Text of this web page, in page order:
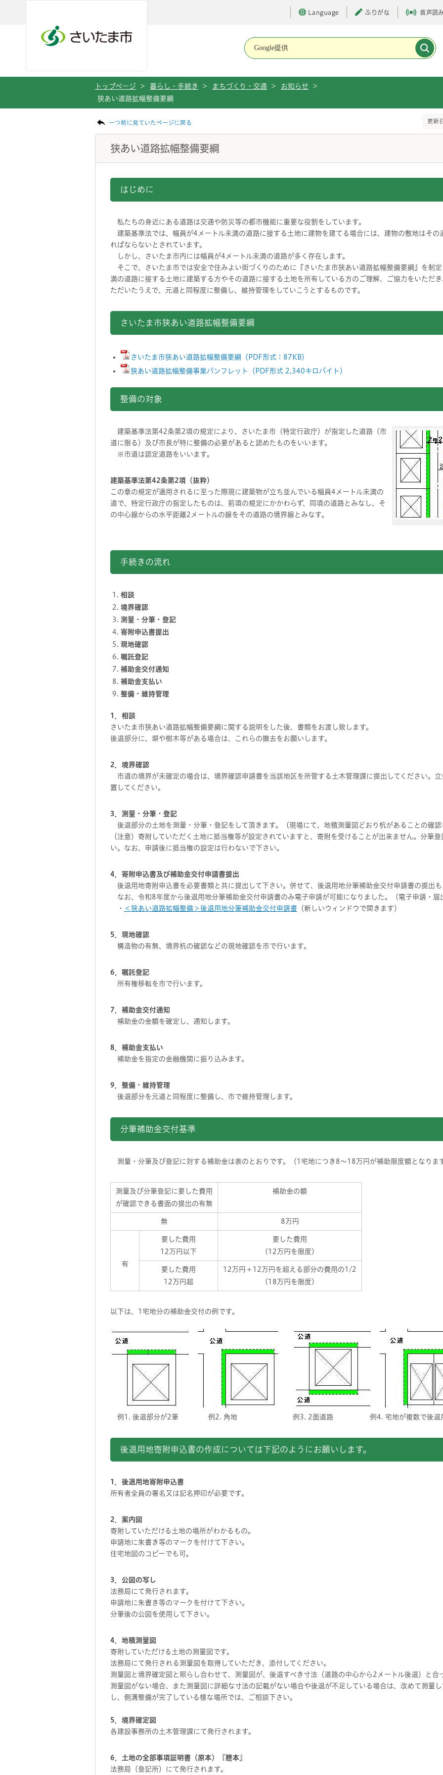
Language ふりがな 音声読
トップページ > 暮らし・手続き > まちづくり・交通 > お知らせ
>
狭あい道路拡幅整備要綱
一つ前に見ていたページに戻る 更新
狭あい道路拡幅整備要綱
はじめに
私たちの身近にある道路は交通や防災等の都市機能に重要な役割をしています。
建築基準法では、幅員が4メートル未満の道路に接する土地に建物を建てる場合には、建物の敷地はその
ればならないとされています。
しかし、さいたま市内には幅員が4メートル未満の道路が多く存在します。
そこで、さいたま市では安全で住みよい街づくりのために『さいたま市狭あい道路拡幅整備要綱』を制
満の道路に接する土地に建築する方やその道路に接する土地を所有している方のご理解、ご協力をいただ
ただいたうえで、元道と同程度に整備し、維持管理をしていこうとするものです。
さいたま市狭あい道路拡幅整備要綱
さいたま市狭あい道路拡幅整備要綱（PDF形式：87KB）
狭あい道路拡幅整備事業パンフレット（PDF形式 2,340キロバイト）
整備の対象
建築基準法第42条第2項の規定により、さいたま市（特定行政庁）が指定した道路（市
道に限る）及び市長が特に整備の必要があると認めたものをいいます。
※市道は認定道路をいいます。
建築基準法第42条第2項（抜粋）
この章の規定が適用されるに至った際現に建築物が立ち並んでいる幅員4メートル未満の
道で、特定行政庁の指定したものは、前項の規定にかかわらず、同項の道路とみなし、そ
の中心線からの水平距離2メートルの線をその道路の境界線とみなす。
手続きの流れ
相談
境界確認
測量・分筆・登記
寄附申込書提出
現地確認
嘱託登記
補助金交付通知
補助金支払い
整備・維持管理
1．相談
さいたま市狭あい道路拡幅整備要綱に関する説明をした後、書類をお渡し致します。
後退部分に、塀や樹木等がある場合は、これらの撤去をお願いします。
2．境界確認
市道の境界が未確定の場合は、境界確認申請書を当該地区を所管する土木管理課に提出してください。
置してください。
3．測量・分筆・登記
後退部分の土地を測量・分筆・登記をして頂きます。（現場にて、地積測量図どおり杭があることの確
（注意）寄附していただく土地に抵当権等が設定されていますと、寄附を受けることが出来ません。分筆
い。なお、申請後に抵当権の設定は行わないで下さい。
4．寄附申込書及び補助金交付申請書提出
後退用地寄附申込書を必要書類と共に提出して下さい。併せて、後退用地分筆補助金交付申請書の提出
なお、令和8年度から後退用地分筆補助金交付申請書のみ電子申請が可能になりました。（電子申請・届
・
＜狭あい道路拡幅整備＞後退用地分筆補助金交付申請書 （新しいウィンドウで開きます）
5．現地確認
構造物の有無、境界杭の確認などの現地確認を市で行います。
6．嘱託登記
所有権移転を市で行います。
7．補助金交付通知
補助金の金額を確定し、通知します。
8．補助金支払い
補助金を指定の金融機関に振り込みます。
9．整備・維持管理
後退部分を元道と同程度に整備し、市で維持管理します。
分筆補助金交付基準
測量・分筆及び登記に対する補助金は表のとおりです。（1宅地につき8～18万円が補助限度額となりま
測量及び分筆登記に要した費用
が確認できる書面の提出の有無
補助金の額
無 8万円
有
要した費用
12万円以下
要した費用
(12万円を限度)
要した費用
12万円超
12万円＋12万円を超える部分の費用の1/2
(18万円を限度)
以下は、1宅地分の補助金交付の例です。
例1. 後退部分が2筆 例2. 角地 例3. 2面道路 例4. 宅地が複数で後退用
後退用地寄附申込書の作成については下記のようにお願いします。
1．後退用地寄附申込書
所有者全員の署名又は記名押印が必要です。
2．案内図
寄附していただける土地の場所がわかるもの。
申請地に朱書き等のマークを付けて下さい。
住宅地図のコピーでも可。
3．公図の写し
法務局にて発行されます。
申請地に朱書き等のマークを付けて下さい。
分筆後の公図を使用して下さい。
4．地積測量図
寄附していただける土地の測量図です。
法務局にて発行される測量図を取得していただき、添付してください。
測量図と境界確定図と照らし合わせて、測量図が、後退すべき寸法（道路の中心から2メートル後退）と合
測量図がない場合、また測量図に詳細な寸法の記載がない場合や後退が不足している場合は、改めて測量
し、側溝整備が完了している様な場所では、ご相談下さい。
5．境界確定図
各建設事務所の土木管理課にて発行されます。
6．土地の全部事項証明書（原本）『謄本』
法務局（登記所）にて発行されます。